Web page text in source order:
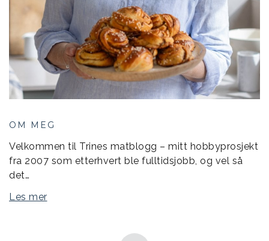
OM MEG
Velkommen til Trines matblogg – mitt hobbyprosjekt
fra 2007 som etterhvert ble fulltidsjobb, og vel så
det…
Les mer